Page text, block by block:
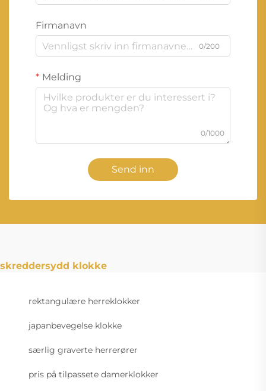
Firmanavn
0/200
Melding
0/1000
Send inn
skreddersydd klokke
rektangulære herreklokker
japanbevegelse klokke
særlig graverte herrerører
pris på tilpassete damerklokker